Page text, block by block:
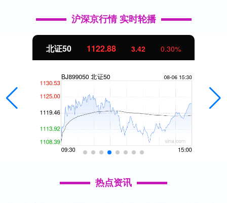
沪深京行情 实时轮播
北证50 1122.88 3.42 0.30%
热点资讯